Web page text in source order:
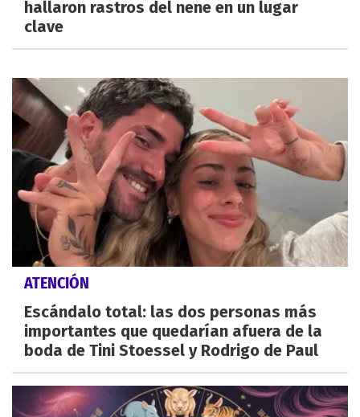
hallaron rastros del nene en un lugar
clave
ATENCIÓN
Escándalo total: las dos personas más
importantes que quedarían afuera de la
boda de Tini Stoessel y Rodrigo de Paul